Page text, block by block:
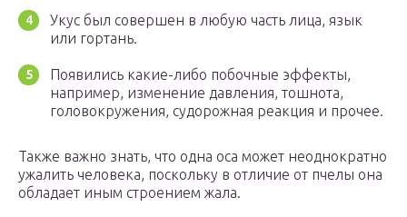
Укус был совершен в любую часть лица, язык
или гортань.
Появились какие-либо побочные эффекты,
например, изменение давления, тошнота,
головокружения, судорожная реакция и прочее.
Также важно знать, что одна оса может неоднократно
ужалить человека, поскольку в отличие от пчелы она
обладает иным строением жала.